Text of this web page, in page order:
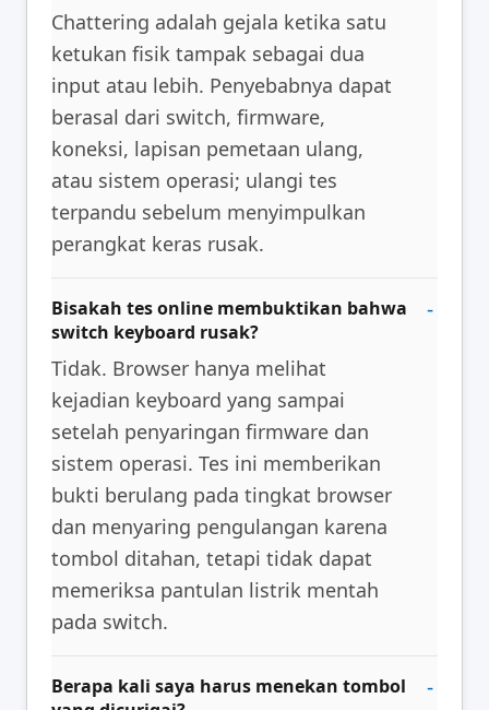
Chattering adalah gejala ketika satu
ketukan fisik tampak sebagai dua
input atau lebih. Penyebabnya dapat
berasal dari switch, firmware,
koneksi, lapisan pemetaan ulang,
atau sistem operasi; ulangi tes
terpandu sebelum menyimpulkan
perangkat keras rusak.
Bisakah tes online membuktikan bahwa
switch keyboard rusak?
Tidak. Browser hanya melihat
kejadian keyboard yang sampai
setelah penyaringan firmware dan
sistem operasi. Tes ini memberikan
bukti berulang pada tingkat browser
dan menyaring pengulangan karena
tombol ditahan, tetapi tidak dapat
memeriksa pantulan listrik mentah
pada switch.
Berapa kali saya harus menekan tombol